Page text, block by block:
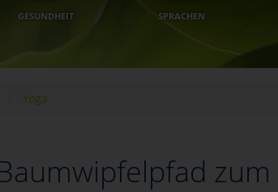
GESUNDHEIT SPRACHEN
Yoga